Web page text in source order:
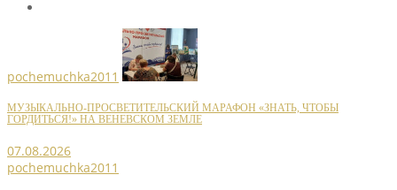
pochemuchka2011
МУЗЫКАЛЬНО-ПРОСВЕТИТЕЛЬСКИЙ МАРАФОН «ЗНАТЬ, ЧТОБЫ
ГОРДИТЬСЯ!» НА ВЕНЕВСКОМ ЗЕМЛЕ
07.08.2026
pochemuchka2011